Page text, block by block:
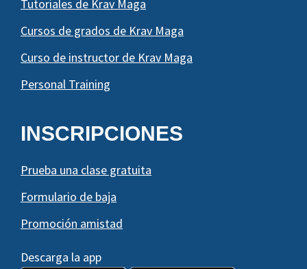
Tutoriales de Krav Maga
Cursos de grados de Krav Maga
Curso de instructor de Krav Maga
Personal Training
INSCRIPCIONES
Prueba una clase gratuita
Formulario de baja
Promoción amistad
Descarga la app